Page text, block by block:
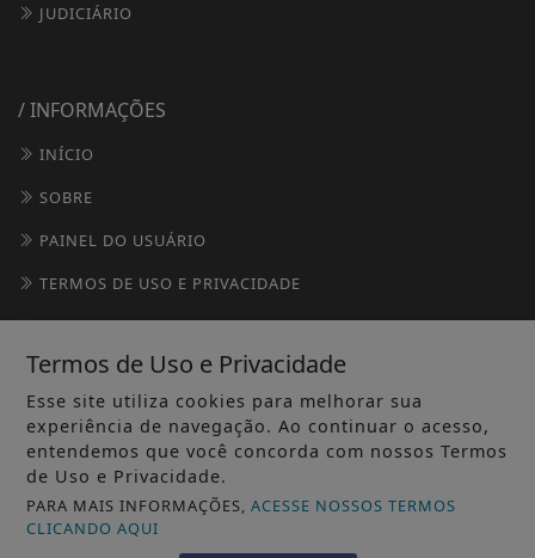
JUDICIÁRIO
/ INFORMAÇÕES
INÍCIO
SOBRE
PAINEL DO USUÁRIO
TERMOS DE USO E PRIVACIDADE
FAQ
CONTATO
Termos de Uso e Privacidade
Esse site utiliza cookies para melhorar sua
experiência de navegação. Ao continuar o acesso,
entendemos que você concorda com nossos Termos
de Uso e Privacidade.
PARA MAIS INFORMAÇÕES,ACESSE NOSSOS TERMOS
CLICANDO AQUI